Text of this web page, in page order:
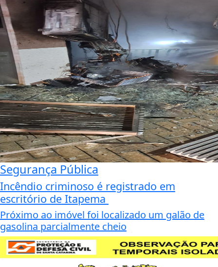
Segurança Pública
Incêndio criminoso é registrado em
escritório de Itapema
Próximo ao imóvel foi localizado um galão de
gasolina parcialmente cheio